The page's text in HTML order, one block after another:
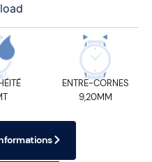
ENTRE-CORNES
9,20MM